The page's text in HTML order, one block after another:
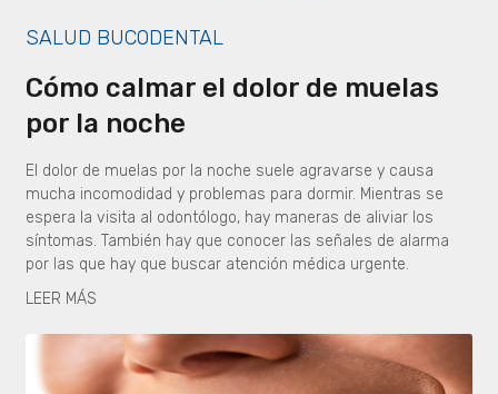
SALUD BUCODENTAL
Cómo calmar el dolor de muelas
por la noche
El dolor de muelas por la noche suele agravarse y causa
mucha incomodidad y problemas para dormir. Mientras se
espera la visita al odontólogo, hay maneras de aliviar los
síntomas. También hay que conocer las señales de alarma
por las que hay que buscar atención médica urgente.
LEER MÁS